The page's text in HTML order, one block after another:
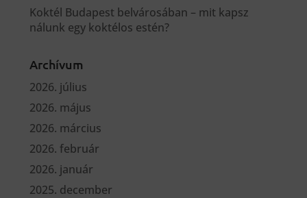
Koktél Budapest belvárosában – mit kapsz
nálunk egy koktélos estén?
Archívum
2026. július
2026. május
2026. március
2026. február
2026. január
2025. december